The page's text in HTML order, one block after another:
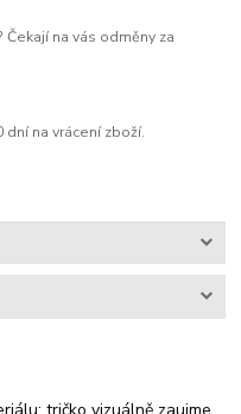
na vás odměny za
dní na vrácení zboží.